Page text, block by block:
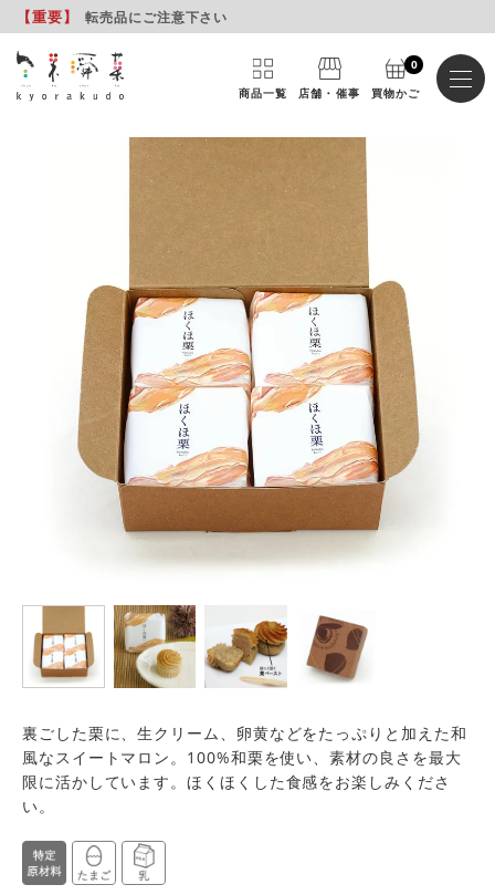
【重要】 転売品にご注意下さい
商品一覧 店舗・催事 買物かご
0
裏ごした栗に、生クリーム、卵黄などをたっぷりと加えた和
風なスイートマロン。100%和栗を使い、素材の良さを最大
限に活かしています。ほくほくした食感をお楽しみくださ
い。